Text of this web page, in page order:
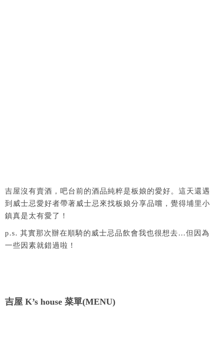
吉屋沒有賣酒，吧台前的酒品純粹是板娘的愛好。這天還遇
到威士忌愛好者帶著威士忌來找板娘分享品嚐，覺得埔里小
鎮真是太有愛了！
p.s. 其實那次辦在順騎的威士忌品飲會我也很想去…但因為
一些因素就錯過啦！
吉屋 K’s house 菜單(MENU)